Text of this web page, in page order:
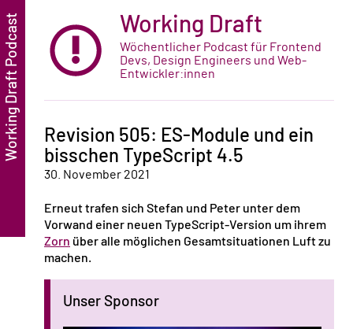
Working Draft
Wöchentlicher Podcast für Frontend
Devs, Design Engineers und Web-
Entwickler:innen
Revision 505: ES-Module und ein
bisschen TypeScript 4.5
30. November 2021
Erneut trafen sich Stefan und Peter unter dem
Vorwand einer neuen TypeScript-Version um ihrem
Zorn über alle möglichen Gesamtsituationen Luft zu
machen.
Unser Sponsor